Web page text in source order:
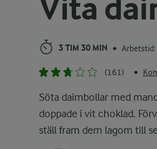
Vita
3 TIM 30 MIN •
(161) •
Söta daimbollar med
doppade i vit choklad.
ställ fram dem lagom till